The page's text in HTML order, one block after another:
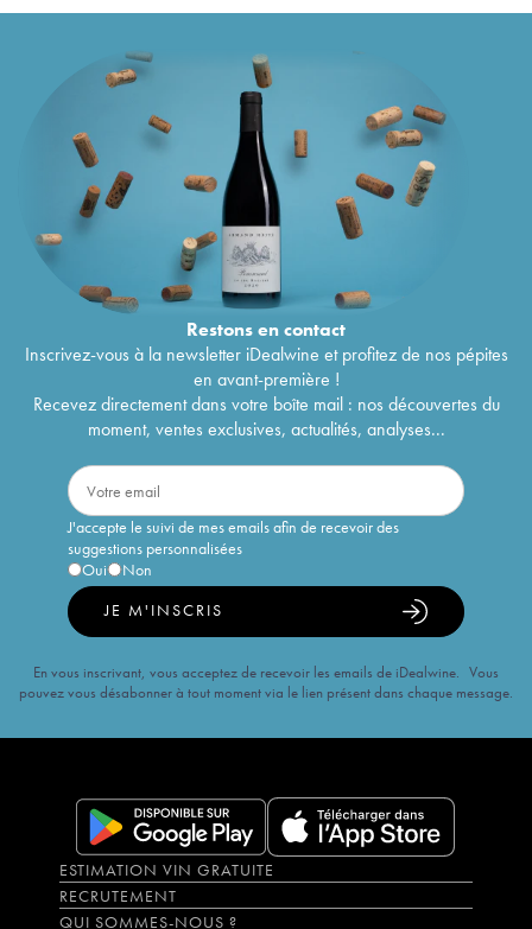
Restons encontact
Inscrivez-vous à la newsletter iDealwine et profitez de nos pépites
en avant-première !
Recevez directement dans votre boîte mail : nos découvertes du
moment, ventes exclusives, actualités, analyses...
J'accepte le suivi de mes emails afin de recevoir des
suggestions personnalisées
Oui
Non
JE M'INSCRIS
En vous inscrivant, vous acceptez de recevoir les emails de iDealwine. Vous
pouvez vous désabonner à tout moment via le lien présent dans chaque message.
ESTIMATION VIN GRATUITE
RECRUTEMENT
QUI SOMMES-NOUS ?